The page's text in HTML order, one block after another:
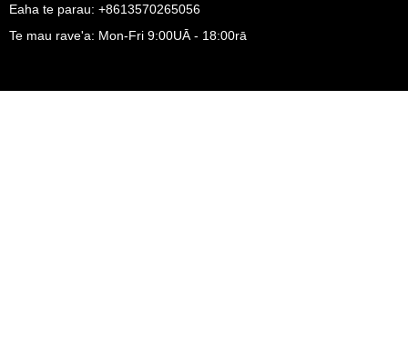
Eaha te parau: +8613570265056
Te mau rave'a: Mon-Fri 9:00UĀ - 18:00rā